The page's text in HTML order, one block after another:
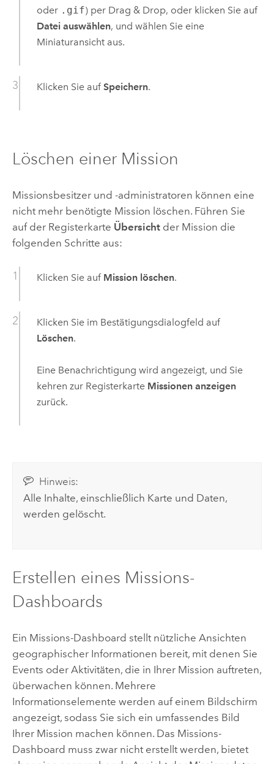
oder .gif) per Drag & Drop, oder klicken Sie auf
Datei auswählen, und wählen Sie eine
Miniaturansicht aus.
Klicken Sie auf Speichern.
Löschen einer Mission
Missionsbesitzer und -administratoren können eine
nicht mehr benötigte Mission löschen. Führen Sie
auf der Registerkarte Übersichtder Mission die
folgenden Schritte aus:
Klicken Sie auf Mission löschen.
Klicken Sie im Bestätigungsdialogfeld auf
Löschen.
Eine Benachrichtigung wird angezeigt, und Sie
kehren zur Registerkarte Missionen anzeigen
zurück.
Hinweis:
Alle Inhalte, einschließlich Karte und Daten,
werden gelöscht.
Erstellen eines Missions-
Dashboards
Ein Missions-Dashboard stellt nützliche Ansichten
geographischer Informationen bereit, mit denen Sie
Events oder Aktivitäten, die in Ihrer Mission auftreten,
überwachen können. Mehrere
Informationselemente werden auf einem Bildschirm
angezeigt, sodass Sie sich ein umfassendes Bild
Ihrer Mission machen können. Das Missions-
Dashboard muss zwar nicht erstellt werden, bietet